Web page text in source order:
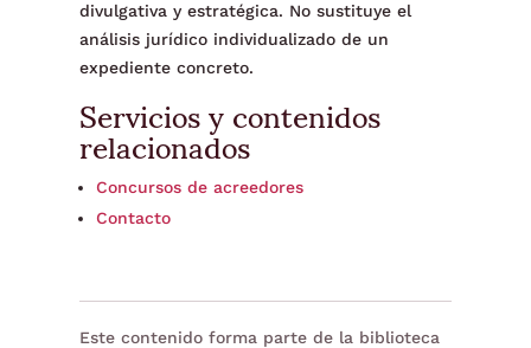
divulgativa y estratégica. No sustituye el
análisis jurídico individualizado de un
expediente concreto.
Servicios y contenidos
relacionados
Concursos de acreedores
Contacto
Este contenido forma parte de la biblioteca